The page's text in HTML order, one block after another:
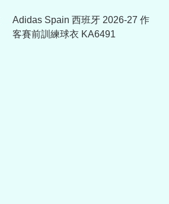
Adidas Spain 西班牙 2026-27 作
客賽前訓練球衣 KA6491